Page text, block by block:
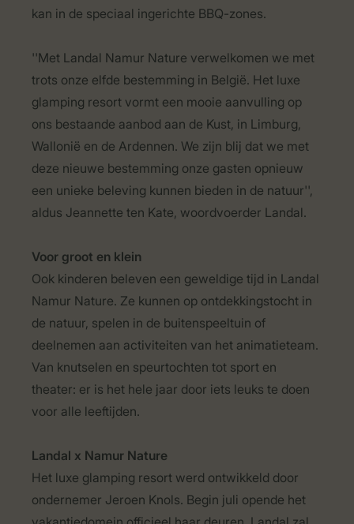
kan in de speciaal ingerichte BBQ-zones.
''Met Landal Namur Nature verwelkomen we met
trots onze elfde bestemming in België. Het luxe
glamping resort vormt een mooie aanvulling op
ons bestaande aanbod aan de Kust, in Limburg,
Wallonië en de Ardennen. We zijn blij dat we met
deze nieuwe bestemming onze gasten opnieuw
een unieke beleving kunnen bieden in de natuur'',
aldus Jeannette ten Kate, woordvoerder Landal.
Voor groot en klein
Ook kinderen beleven een geweldige tijd in Landal
Namur Nature. Ze kunnen op ontdekkingstocht in
de natuur, spelen in de buitenspeeltuin of
deelnemen aan activiteiten van het animatieteam.
Van knutselen en speurtochten tot sport en
theater: er is het hele jaar door iets leuks te doen
voor alle leeftijden.
Landal x Namur Nature
Het luxe glamping resort werd ontwikkeld door
ondernemer Jeroen Knols. Begin juli opende het